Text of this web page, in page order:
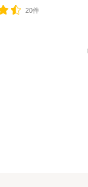
20件